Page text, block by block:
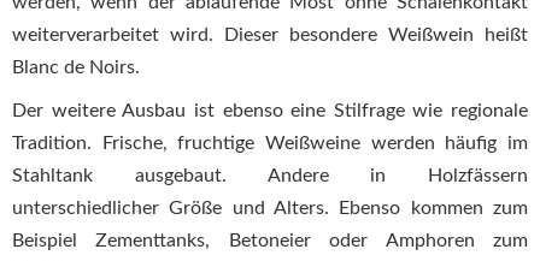
weiterverarbeitet wird. Dieser besondere Weißwein heißt
Blanc de Noirs.
Der weitere Ausbau ist ebenso eine Stilfrage wie regionale
Tradition. Frische, fruchtige Weißweine werden häufig im
Stahltank ausgebaut. Andere in Holzfässern
unterschiedlicher Größe und Alters. Ebenso kommen zum
Beispiel Zementtanks, Betoneier oder Amphoren zum